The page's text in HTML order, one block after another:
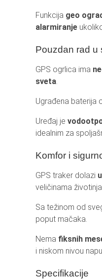
Funkcija geo
alarmiranje
Pouzdan rad u
GPS ogrlica ima
sveta
Ugrađena baterija
Uređaj je
idealnim za
Komfor i
GPS traker dolazi
veličinama životinja.
Sa težinom od
poput mačaka.
Nema fiksnih
i niskom nivou
Specifikacije